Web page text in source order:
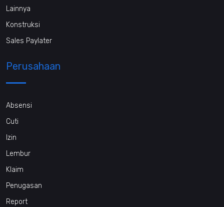
Lainnya
Konstruksi
Sales Paylater
Perusahaan
Absensi
Cuti
Izin
Lembur
Klaim
Penugasan
Report